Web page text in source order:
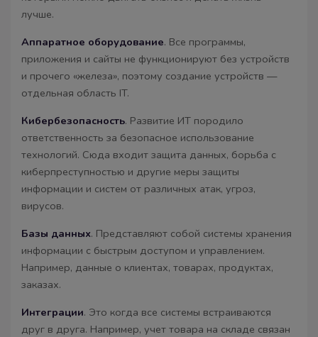
лучше.
Аппаратное оборудование. Все программы,
приложения и сайты не функционируют без устройств
и прочего «железа», поэтому создание устройств —
отдельная область IT.
Кибербезопасность. Развитие ИТ породило
ответственность за безопасное использование
технологий. Сюда входит защита данных, борьба с
киберпреступностью и другие меры защиты
информации и систем от различных атак, угроз,
вирусов.
Базы данных. Представляют собой системы хранения
информации с быстрым доступом и управлением.
Например, данные о клиентах, товарах, продуктах,
заказах.
Интеграции. Это когда все системы встраиваются
друг в друга. Например, учет товара на складе связан